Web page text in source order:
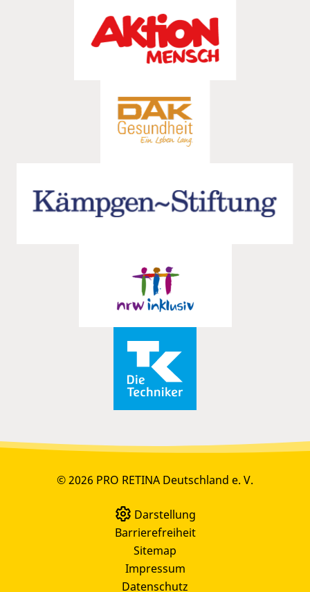
© 2026 PRO RETINA Deutschland e. V.
Darstellung
Barrierefreiheit
Sitemap
Impressum
Datenschutz